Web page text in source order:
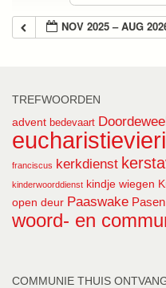
NOV 2025 – AUG
TREFWOORDEN
advent bedevaart
franciscus kerkdienst
kinderwoorddienst kindje wiegen
open deur Paaswake
woord- en
COMMUNIE THUIS